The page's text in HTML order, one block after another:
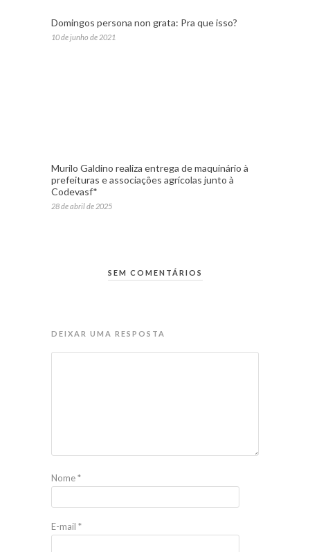
Domingos persona non grata: Pra que isso?
10 de junho de 2021
Murilo Galdino realiza entrega de maquinário à
prefeituras e associações agrícolas junto à
Codevasf*
28 de abril de 2025
SEM COMENTÁRIOS
DEIXAR UMA RESPOSTA
Nome*
E-mail *